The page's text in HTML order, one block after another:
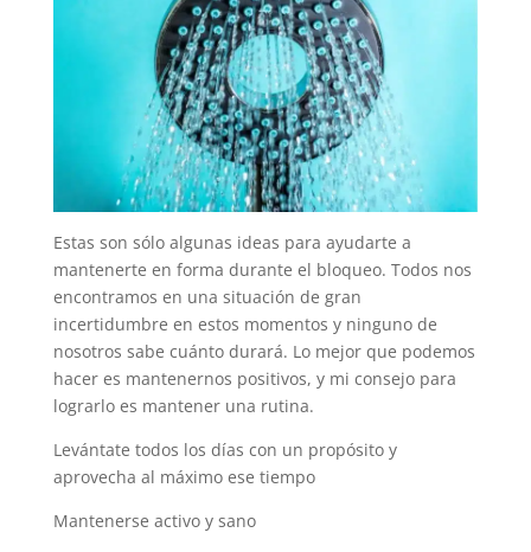
Estas son sólo algunas ideas para ayudarte a
mantenerte en forma durante el bloqueo. Todos nos
encontramos en una situación de gran
incertidumbre en estos momentos y ninguno de
nosotros sabe cuánto durará. Lo mejor que podemos
hacer es mantenernos positivos, y mi consejo para
lograrlo es mantener una rutina.
Levántate todos los días con un propósito y
aprovecha al máximo ese tiempo
Mantenerse activo y sano